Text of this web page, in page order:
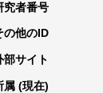
究者番号
の他のID
部サイト
属 (現在)